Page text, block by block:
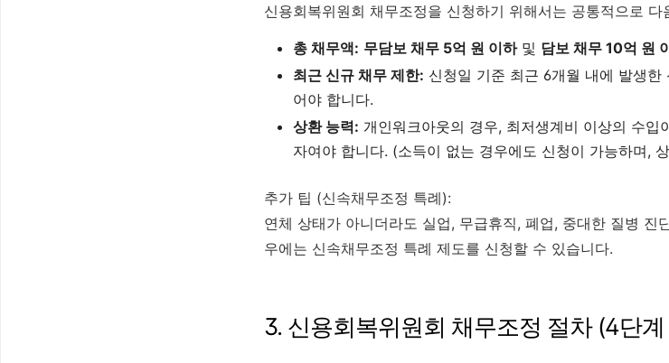
신용회복위원회 채무조정을 신청하기 위해서는 공통적으로
총 채무액: 무담보 채무 5억 원 이하및 담보 채무 10억 원
최근 신규 채무 제한: 신청일 기준 최근 6개월 내에 발생
어야 합니다.
상환 능력: 개인워크아웃의 경우, 최저생계비 이상의 수
자여야 합니다. (소득이 없는 경우에도 신청이 가능하며,
추가 팁 (신속채무조정 특례):
연체 상태가 아니더라도 실업, 무급휴직, 폐업, 중대한 질병 진
우에는 신속채무조정 특례 제도를 신청할 수 있습니다.
3. 신용회복위원회 채무조정 절차 (4단